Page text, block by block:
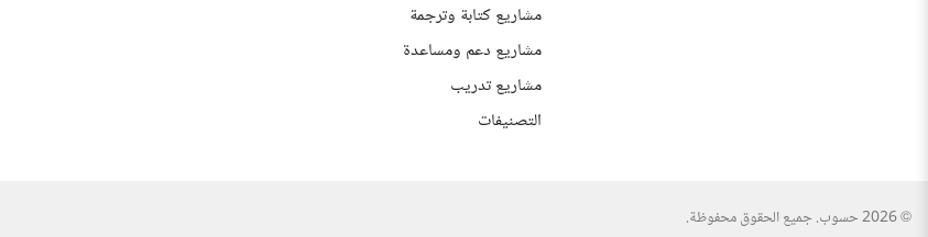
مشاريع كتابة وترجمة
مشاريع دعم ومساعدة
مشاريع تدريب
التصنيفات
© 2026 حسوب. جميع الحقوق محفوظة.